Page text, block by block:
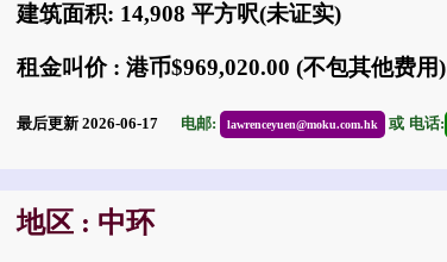
建筑面积: 14,908 平方呎(未证实)
租金叫价 : 港币$969,020.00 (不包其他费用)
最后更新 2026-06-17 电邮: lawrenceyuen@moku.com.hk 或 电话:
地区 : 中环